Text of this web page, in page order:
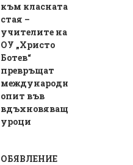
към класната
стая –
учителите на
ОУ „Христо
Ботев“
превръщат
международния
опит във
вдъхновяващи
уроци
ОБЯВЛЕНИЕ